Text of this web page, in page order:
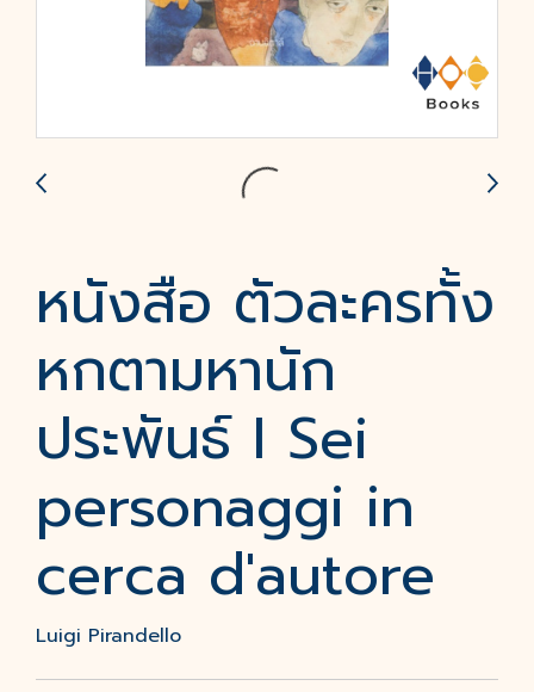
หนังสือ ตัวละครทั้ง
หกตามหานัก
ประพันธ์ I Sei
personaggi in
cerca d'autore
Luigi Pirandello